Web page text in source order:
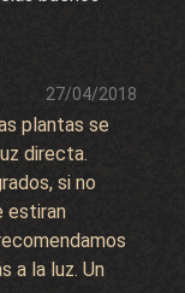
27/04/2018
plantas se
directa.
si no
estiran
a la luz. Un